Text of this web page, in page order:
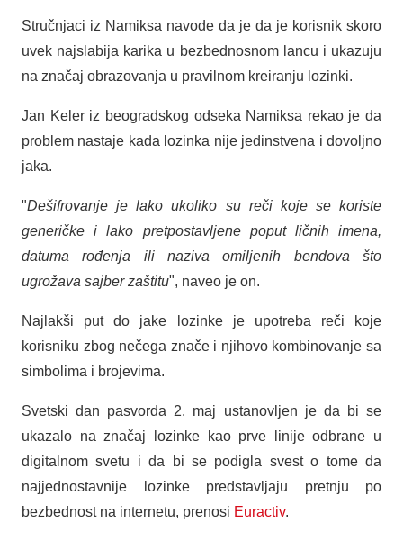
Stručnjaci iz Namiksa navode da je da je korisnik skoro
uvek najslabija karika u bezbednosnom lancu i ukazuju
na značaj obrazovanja u pravilnom kreiranju lozinki.
Jan Keler iz beogradskog odseka Namiksa rekao je da
problem nastaje kada lozinka nije jedinstvena i dovoljno
jaka.
"Dešifrovanje je lako ukoliko su reči koje se koriste
generičke i lako pretpostavljene poput ličnih imena,
datuma rođenja ili naziva omiljenih bendova što
ugrožava sajber zaštitu", naveo je on.
Najlakši put do jake lozinke je upotreba reči koje
korisniku zbog nečega znače i njihovo kombinovanje sa
simbolima i brojevima.
Svetski dan pasvorda 2. maj ustanovljen je da bi se
ukazalo na značaj lozinke kao prve linije odbrane u
digitalnom svetu i da bi se podigla svest o tome da
najjednostavnije lozinke predstavljaju pretnju po
bezbednost na internetu, prenosi Euractiv.